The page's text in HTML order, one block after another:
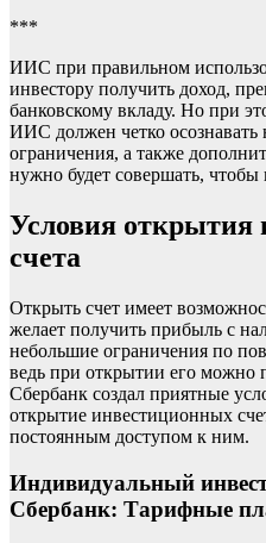
***
ИИС при правильном
инвестору получить доход,
банковскому вкладу. Но при
ИИС должен четко осознавать
ограничения, а также
нужно будет совершать, чтобы
Условия открытия
счета
Открыть счет имеет
желает получить прибыль с
небольшие ограничения по
ведь при открытии его можно
Сбербанк создал приятные
открытие инвестиционных
постоянным доступом к ним.
Индивидуальный
Сбербанк: Тарифные